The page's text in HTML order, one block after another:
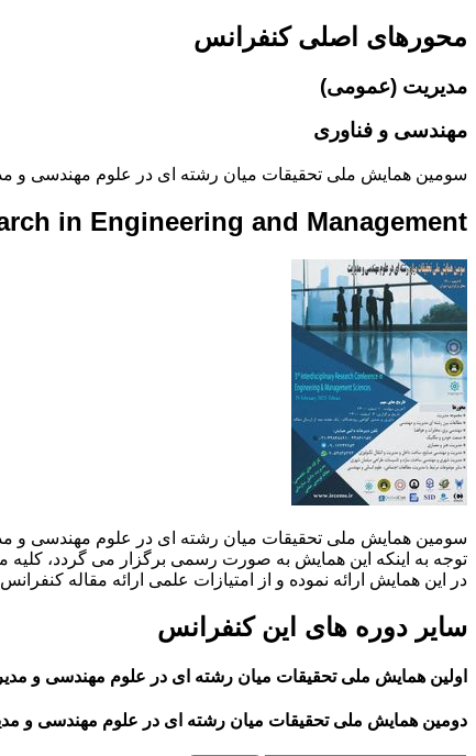
محورهای اصلی کنفرانس
مدیریت (عمومی)
مهندسی و فناوری
سومین همایش ملی تحقیقات میان رشته ای در علوم مهندسی و
in Engineering and Management
توجه به اینکه این همایش به صورت رسمی برگزار می گردد، کلیه
در این همایش ارائه نموده و از امتیازات علمی ارائه مقاله
سایر دوره های این کنفرانس
اولین همایش ملی تحقیقات میان رشته ای در علوم مهندسی و مدیریت
دومین همایش ملی تحقیقات میان رشته ای در علوم مهندسی و